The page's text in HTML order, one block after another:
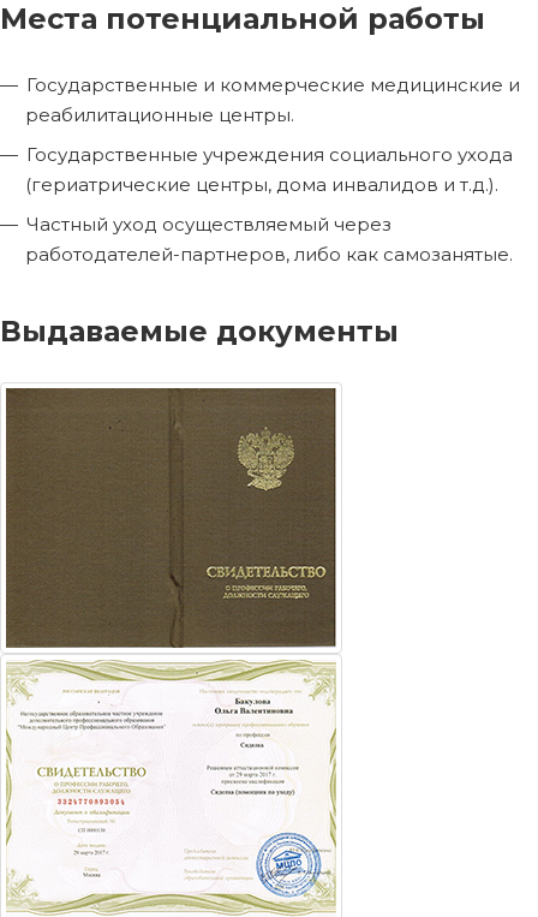
Места потенциальной работы
Государственные и коммерческие медицинские и
реабилитационные центры.
Государственные учреждения социального ухода
(гериатрические центры, дома инвалидов и т.д.).
Частный уход осуществляемый через
работодателей-партнеров, либо как самозанятые.
Выдаваемые документы